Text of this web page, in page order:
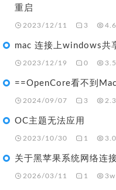
重启
2023/12/11 3
mac 连接上windows共
2023/12/19 0
==OpenCore看不到
2024/09/07 3
OC主题无法应用
2023/10/30 1
关于黑苹果系统网络连
2026/03/11 1 3w